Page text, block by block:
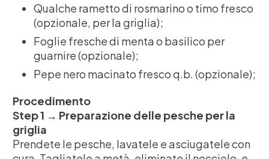
Qualche rametto di rosmarino o timo fresco
(opzionale, per la griglia);
Foglie fresche di menta o basilico per
guarnire (opzionale);
Pepe nero macinato fresco q.b. (opzionale);
Procedimento
Step 1 → Preparazione delle pesche per la
griglia
Prendete le pesche, lavatele e asciugatele con